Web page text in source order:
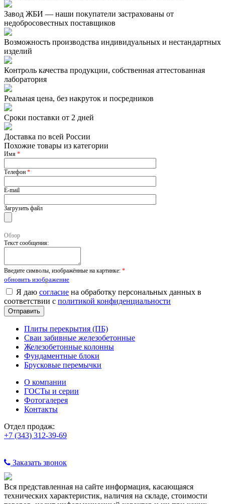
Завод ЖБИ — наши покупатели застрахованы от
недобросовестных поставщиков
Возможность производства индивидуальных и нестандартных
изделий
Контроль качества продукции, собственная аттестованная
лаборатория
Реальная цена, без накруток и посредников
Сроки поставки от 2 дней
Доставка по всей России
Похожие товары из категории
Имя *
Телефон *
E-mail
Загрузить файл
Обзор
Текст сообщения:
Введите символы, изображённые на картинке: *
обновить изображение
Я даю согласие на обработку персональных данных в
соответствии с политикой конфиденциальности
Плиты перекрытия (ПБ)
Сваи забивные железобетонные
Железобетонные колонны
Фундаментные блоки
Брусковые перемычки
О компании
ГОСТы и серии
Фотогалерея
Контакты
Отдел продаж:
+7 (343) 312-39-69
Заказать звонок
Вся представленная на сайте информация, касающаяся
технических характеристик, наличия на складе, стоимости